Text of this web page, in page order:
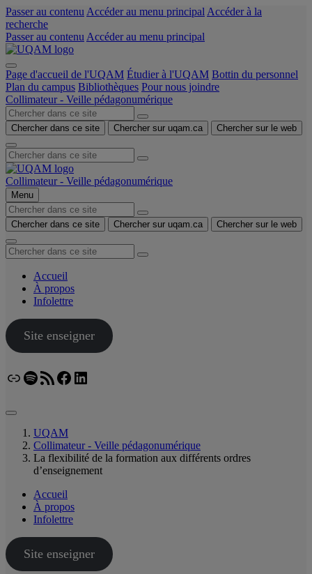
Passer au contenu Accéder au menu principal Accéder à la
recherche
Passer au contenu Accéder au menu principal
Page d'accueil de l'UQAM Étudier à l'UQAM Bottin du personnel
Plan du campus Bibliothèques Pour nous joindre
Collimateur - Veille pédagonumérique
Chercher dans ce site Chercher sur uqam.ca Chercher sur le web
Collimateur - Veille pédagonumérique
Menu
Chercher dans ce site Chercher sur uqam.ca Chercher sur le web
Accueil
À propos
Infolettre
Site enseigner
LienSpotify
Flux RSSFacebook
LinkedIn
UQAM
Collimateur - Veille pédagonumérique
La flexibilité de la formation aux différents ordres
d’enseignement
Accueil
À propos
Infolettre
Site enseigner